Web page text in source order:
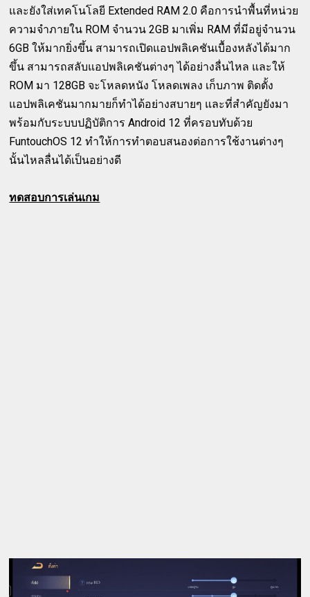
และยังใส่เทคโนโลยี Extended RAM 2.0 คือการนำพื้นที่หน่วย
ความจำภายใน ROM จำนวน 2GB มาเพิ่ม RAM ที่มีอยู่จำนวน
6GB ให้มากยิ่งขึ้น สามารถเปิดแอปพลิเคชันเบื้องหลังได้มาก
ขึ้น สามารถสลับแอปพลิเคชันต่างๆ ได้อย่างลื่นไหล และให้
ROM มา 128GB จะโหลดหนัง โหลดเพลง เก็บภาพ ติดตั้ง
แอปพลิเคชันมากมายก็ทำได้อย่างสบายๆ และที่สำคัญยังมา
พร้อมกับระบบปฏิบัติการ Android 12 ที่ครอบทับด้วย
FuntouchOS 12 ทำให้การทำตอบสนองต่อการใช้งานต่างๆ
นั้นไหลลื่นได้เป็นอย่างดี
ทดสอบการเล่นเกม